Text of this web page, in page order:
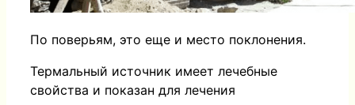
По поверьям, это еще и место поклонения.
Термальный источник имеет лечебные
свойства и показан для лечения